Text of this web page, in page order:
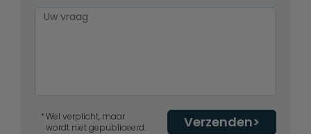
Verzenden
Wel verplicht, maar
wordt niet gepubliceerd.